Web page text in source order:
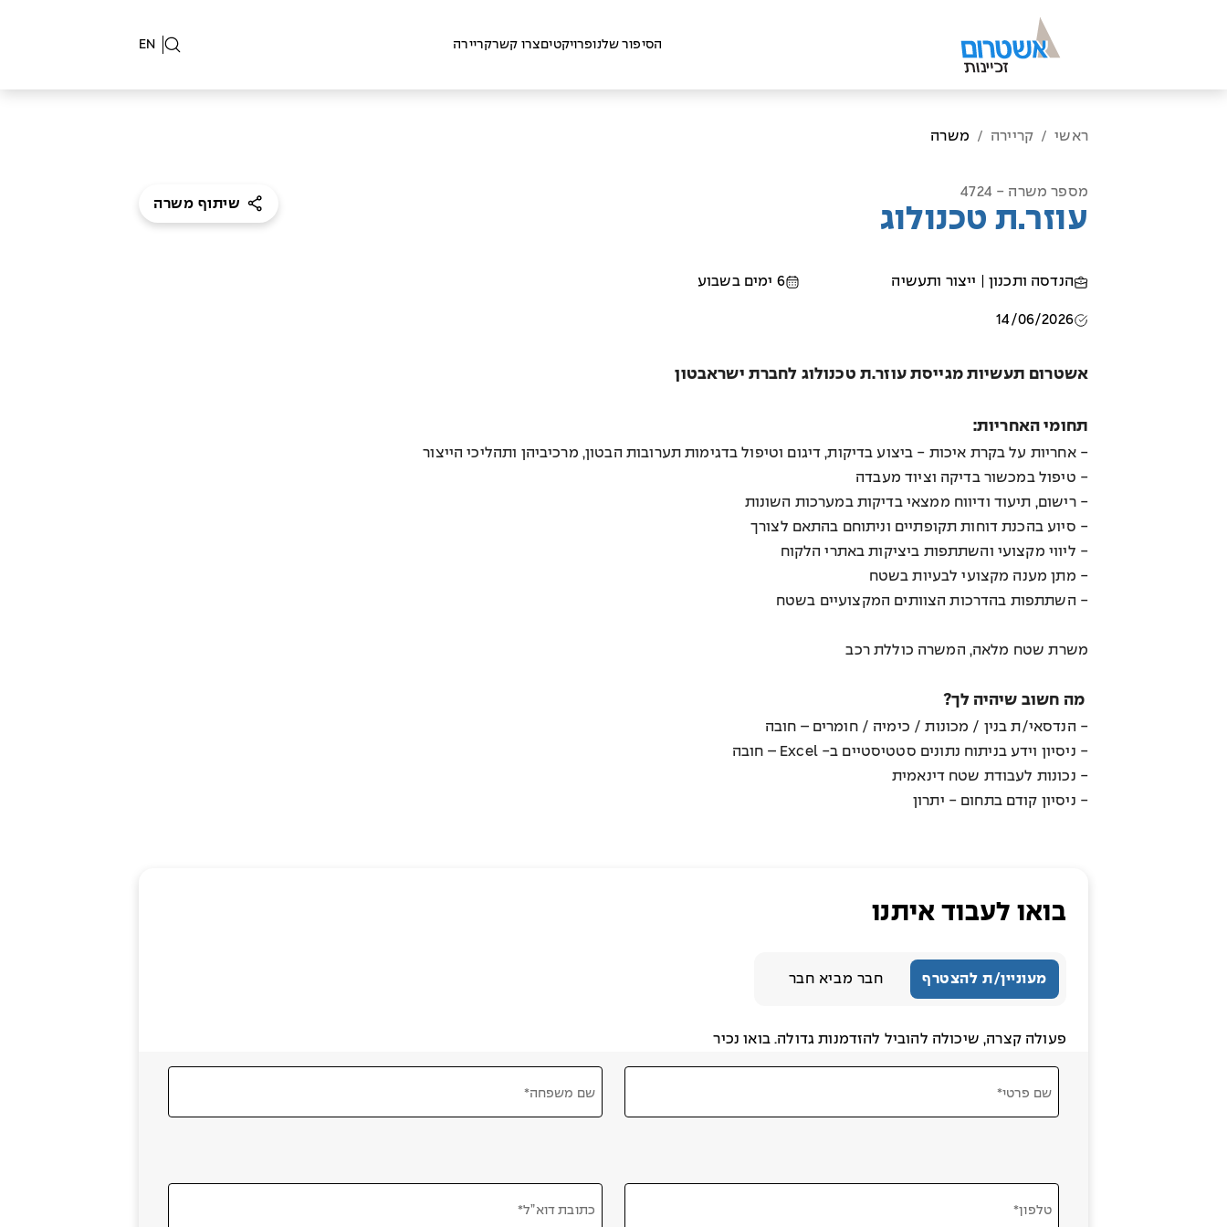
הסיפור שלנופרויקטיםצרו קשרקריירה EN
ראשי / קריירה / משרה
מספר משרה - 4724
עוזר.ת טכנולוג
שיתוף משרה
הנדסה ותכנון | ייצור ותעשיה 6 ימים בשבוע
14/06/2026
אשטרום תעשיות מגייסת עוזר.ת טכנולוג לחברת ישראבטון
תחומי האחריות:
- אחריות על בקרת איכות - ביצוע בדיקות, דיגום וטיפול בדגימות תערובות הבטון, מרכיביהן ותהליכי הייצור
- טיפול במכשור בדיקה וציוד מעבדה
- רישום, תיעוד ודיווח ממצאי בדיקות במערכות השונות
- סיוע בהכנת דוחות תקופתיים וניתוחם בהתאם לצורך
- ליווי מקצועי והשתתפות ביציקות באתרי הלקוח
- מתן מענה מקצועי לבעיות בשטח
- השתתפות בהדרכות הצוותים המקצועיים בשטח
משרת שטח מלאה, המשרה כוללת רכב
מה חשוב שיהיה לך?
- הנדסאי/ת בנין / מכונות / כימיה / חומרים – חובה
- ניסיון וידע בניתוח נתונים סטטיסטיים ב- Excel – חובה
- נכונות לעבודת שטח דינאמית
- ניסיון קודם בתחום - יתרון
בואו לעבוד איתנו
מעוניין/ת להצטרף חבר מביא חבר
פעולה קצרה, שיכולה להוביל להזדמנות גדולה. בואו נכיר
שם פרטי* שם משפחה*
טלפון* כתובת דוא”ל*